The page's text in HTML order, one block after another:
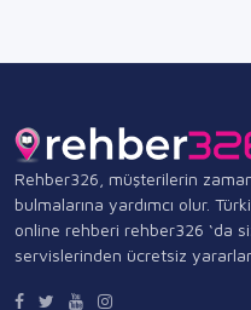
Rehber326, müşterilerin
bulmalarına yardımcı olur.
online rehberi rehber326 ‘da
servislerinden ücretsiz